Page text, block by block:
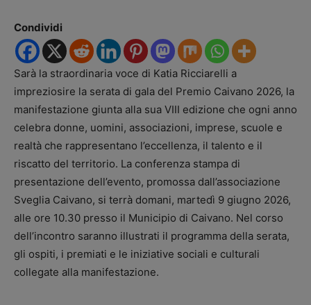
Condividi
Sarà la straordinaria voce di Katia Ricciarelli a
impreziosire la serata di gala del Premio Caivano 2026, la
manifestazione giunta alla sua VIII edizione che ogni anno
celebra donne, uomini, associazioni, imprese, scuole e
realtà che rappresentano l’eccellenza, il talento e il
riscatto del territorio. La conferenza stampa di
presentazione dell’evento, promossa dall’associazione
Sveglia Caivano, si terrà domani, martedì 9 giugno 2026,
alle ore 10.30 presso il Municipio di Caivano. Nel corso
dell’incontro saranno illustrati il programma della serata,
gli ospiti, i premiati e le iniziative sociali e culturali
collegate alla manifestazione.